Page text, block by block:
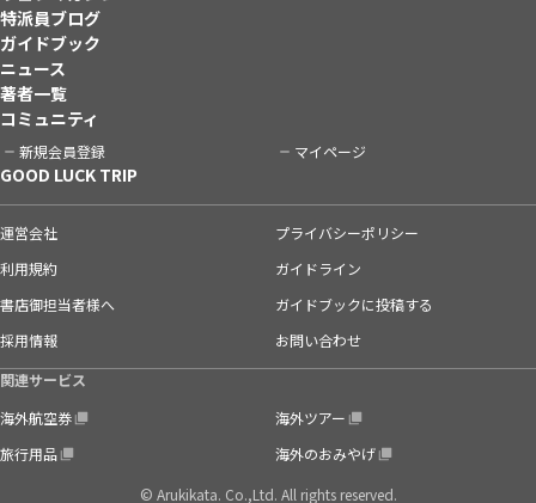
特派員ブログ
ガイドブック
ニュース
著者一覧
コミュニティ
新規会員登録 マイページ
GOOD LUCK TRIP
運営会社
プライバシーポリシー
利用規約
ガイドライン
書店御担当者様へ
ガイドブックに投稿する
採用情報
お問い合わせ
関連サービス
海外航空券
海外ツアー
旅行用品
海外のおみやげ
© Arukikata. Co.,Ltd. All rights reserved.